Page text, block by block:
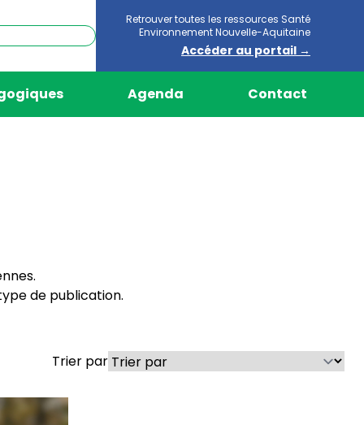
Retrouver toutes les ressources Santé
Environnement Nouvelle-Aquitaine
Accéder au portail →
Agenda Contact
de publication.
Trier par